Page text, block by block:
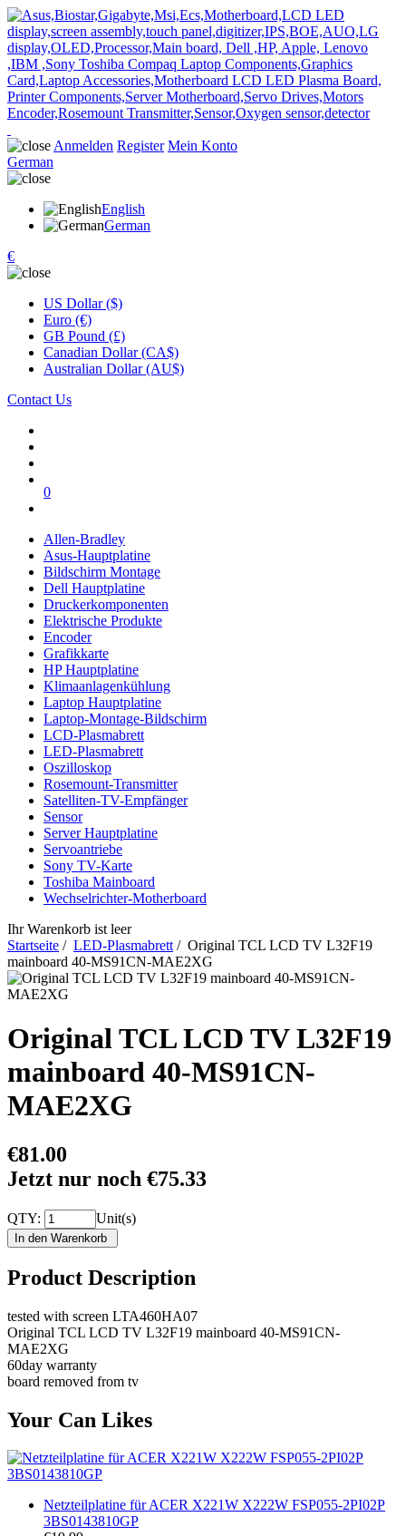
Anmelden Register Mein Konto
German
English
German
€
US Dollar ($)
Euro (€)
GB Pound (£)
Canadian Dollar (CA$)
Australian Dollar (AU$)
Contact Us
0
Allen-Bradley
Asus-Hauptplatine
Bildschirm Montage
Dell Hauptplatine
Druckerkomponenten
Elektrische Produkte
Encoder
Grafikkarte
HP Hauptplatine
Klimaanlagenkühlung
Laptop Hauptplatine
Laptop-Montage-Bildschirm
LCD-Plasmabrett
LED-Plasmabrett
Oszilloskop
Rosemount-Transmitter
Satelliten-TV-Empfänger
Sensor
Server Hauptplatine
Servoantriebe
Sony TV-Karte
Toshiba Mainboard
Wechselrichter-Motherboard
Ihr Warenkorb ist leer
Startseite / LED-Plasmabrett / Original TCL LCD TV L32F19
mainboard 40-MS91CN-MAE2XG
Original TCL LCD TV L32F19
mainboard 40-MS91CN-
MAE2XG
€81.00
Jetzt nur noch €75.33
QTY: Unit(s)
Product Description
tested with screen LTA460HA07
Original TCL LCD TV L32F19 mainboard 40-MS91CN-
MAE2XG
60day warranty
board removed from tv
Your Can Likes
Netzteilplatine für ACER X221W X222W FSP055-2PI02P
3BS0143810GP